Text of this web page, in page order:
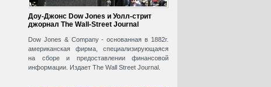
Доу-Джонс Dow Jones и Уолл-стрит
джорнал The Wall-Street Journal
Dow Jones & Company - основанная в 1882г.
американская фирма, специализирующаяся
на сборе и предоставлении финансовой
информации. Издает The Wall Street Journal.